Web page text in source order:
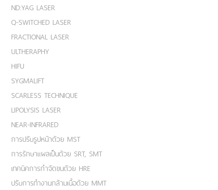
ND:YAG LASER
Q-SWITCHED LASER
FRACTIONAL LASER
ULTHERAPHY
HIFU
SYGMALIFT
SCARLESS TECHNIQUE
LIPOLYSIS LASER
NEAR-INFRARED
การปรับรูปหน้าด้วย MST
การรักษาแผลเป็นด้วย SRT, SMT
เทคนิคการกำจัดขนด้วย HRE
ปรับการทำงานกล้ามเนื้อด้วย MMT